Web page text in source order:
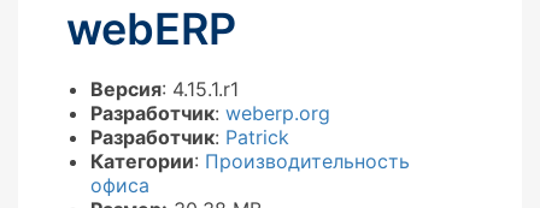
webERP
Версия: 4.15.1.r1
Разработчик: weberp.org
Разработчик: Patrick
Категории: Производительность
офиса